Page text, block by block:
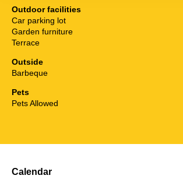
Outdoor facilities
Car parking lot
Garden furniture
Terrace
Outside
Barbeque
Pets
Pets Allowed
Calendar